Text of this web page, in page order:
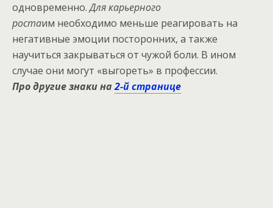
одновременно.Для карьерного
ростаим необходимо меньше реагировать на
негативные эмоции посторонних, а также
научиться закрываться от чужой боли. В ином
случае они могут «выгореть» в профессии.
Про другие знаки на2-й странице